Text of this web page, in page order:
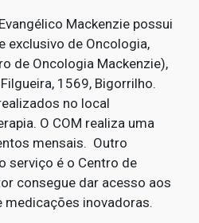
Mackenzie possui
exclusivo de Oncologia,
de Oncologia Mackenzie),
1569, Bigorrilho.
no local
O COM realiza uma
mensais. Outro
serviço é o Centro de
consegue dar acesso aos
inovadoras.